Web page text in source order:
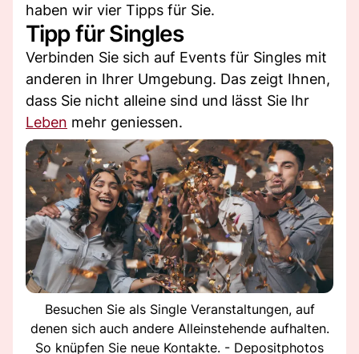
haben wir vier Tipps für Sie.
Tipp für Singles
Verbinden Sie sich auf Events für Singles mit
anderen in Ihrer Umgebung. Das zeigt Ihnen,
dass Sie nicht alleine sind und lässt Sie Ihr
Leben mehr geniessen.
Besuchen Sie als Single Veranstaltungen, auf
denen sich auch andere Alleinstehende aufhalten.
So knüpfen Sie neue Kontakte. - Depositphotos